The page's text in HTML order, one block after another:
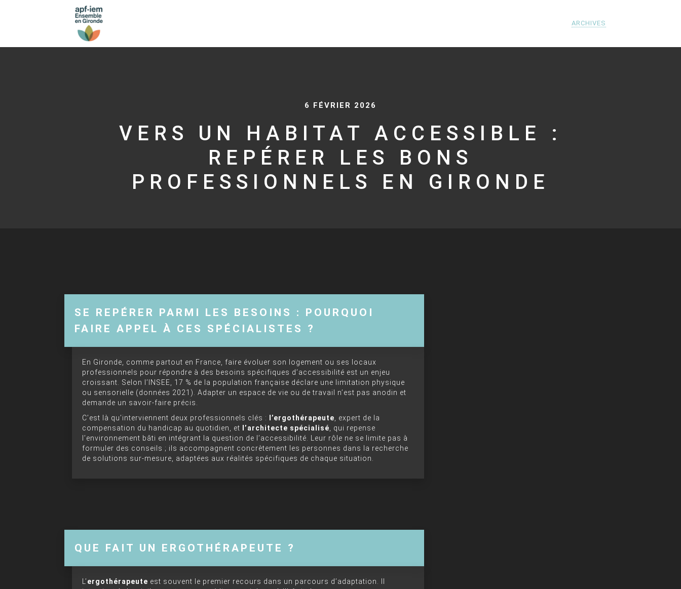
ARCHIVES
6 FÉVRIER 2026
VERS UN HABITAT ACCESSIBLE :
REPÉRER LES BONS
PROFESSIONNELS EN GIRONDE
SE REPÉRER PARMI LES BESOINS : POURQUOI
FAIRE APPEL À CES SPÉCIALISTES ?
En Gironde, comme partout en France, faire évoluer son logement ou ses locaux
professionnels pour répondre à des besoins spécifiques d’accessibilité est un enjeu
croissant. Selon l’INSEE, 17 % de la population française déclare une limitation physique
ou sensorielle (données 2021). Adapter un espace de vie ou de travail n’est pas anodin et
demande un savoir-faire précis.
C’est là qu’interviennent deux professionnels clés :
l’ergothérapeute , expert de la
compensation du handicap au quotidien, et
l’architecte spécialisé , qui repense
l’environnement bâti en intégrant la question de l’accessibilité. Leur rôle ne se limite pas à
formuler des conseils ; ils accompagnent concrètement les personnes dans la recherche
de solutions sur-mesure, adaptées aux réalités spécifiques de chaque situation.
QUE FAIT UN ERGOTHÉRAPEUTE ?
L’ergothérapeute est souvent le premier recours dans un parcours d’adaptation. Il